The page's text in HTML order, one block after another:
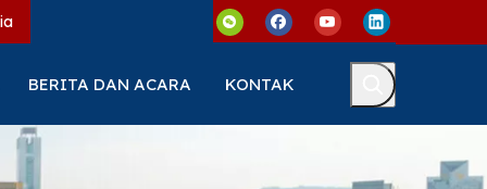
BERITA DAN ACARA KONTAK